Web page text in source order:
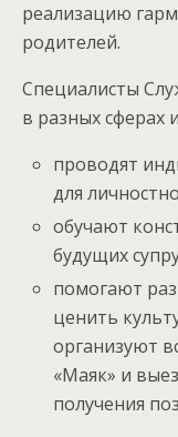
реализацию
родителей.
Специалисты
в разных сферах
проводят
для
обучают
будущих
помогают
ценить
организуют
«Маяк» и
получения